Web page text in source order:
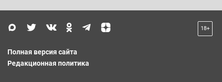
18+
Полная версия сайта
Редакционная политика